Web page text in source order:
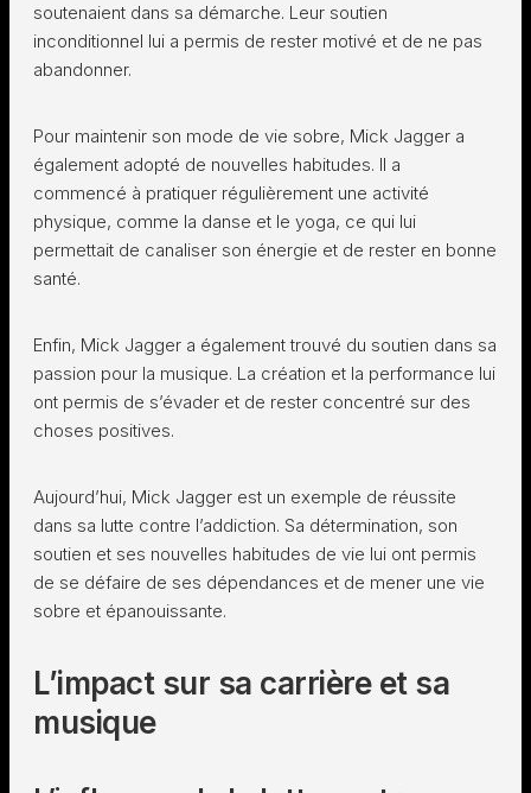
soutenaient dans sa démarche. Leur soutien
inconditionnel lui a permis de rester motivé et de ne pas
abandonner.
Pour maintenir son mode de vie sobre, Mick Jagger a
également adopté de nouvelles habitudes. Il a
commencé à pratiquer régulièrement une activité
physique, comme la danse et le yoga, ce qui lui
permettait de canaliser son énergie et de rester en bonne
santé.
Enfin, Mick Jagger a également trouvé du soutien dans sa
passion pour la musique. La création et la performance lui
ont permis de s’évader et de rester concentré sur des
choses positives.
Aujourd’hui, Mick Jagger est un exemple de réussite
dans sa lutte contre l’addiction. Sa détermination, son
soutien et ses nouvelles habitudes de vie lui ont permis
de se défaire de ses dépendances et de mener une vie
sobre et épanouissante.
L’impact sur sa carrière et sa
musique